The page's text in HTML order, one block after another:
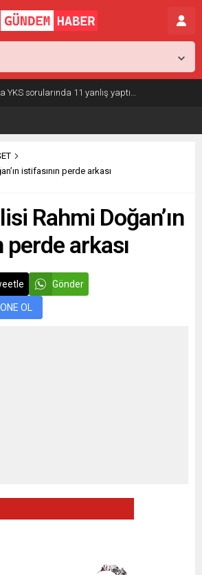
YKS sorularında 11 yanlış yaptı…
istifasının perde arkası
Rahmi Doğan’ın
perde arkası
Gönder
OL